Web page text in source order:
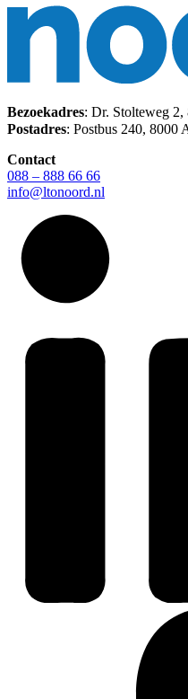
Bezoekadres: Dr. Stolteweg
Postadres: Postbus 240, 8000
Contact
088 – 888 66 66
info@ltonoord.nl